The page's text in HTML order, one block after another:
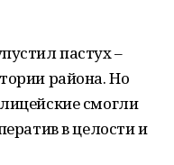
пастух –
района. Но
смогли
в целости и